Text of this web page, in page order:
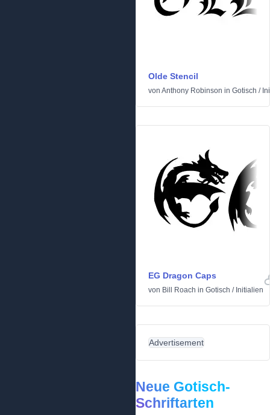
Olde Stencil
von Anthony Robinson in Gotisch /
EG Dragon Caps
von Bill Roach in Gotisch / Initialien
Advertisement
Neue Gotisch-
Schriftarten